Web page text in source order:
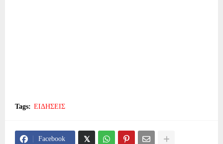
Tags: ΕΙΔΗΣΕΙΣ
Facebook